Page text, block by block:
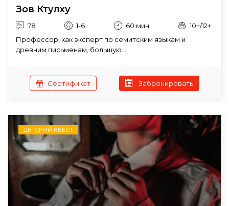
Зов Ктулху
78 1-6 60 мин
10+/12+
Профессор, как эксперт по семитским языкам и
древним письменам, большую...
Сертификат Забронировать
ДЕТСКИЙ КВЕСТ